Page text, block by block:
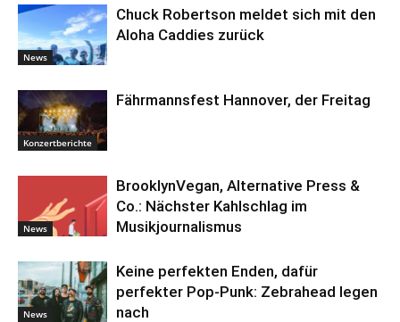
News
Chuck Robertson meldet sich mit den
Aloha Caddies zurück
Konzertberichte
Fährmannsfest Hannover, der Freitag
News
BrooklynVegan, Alternative Press &
Co.: Nächster Kahlschlag im
Musikjournalismus
News
Keine perfekten Enden, dafür
perfekter Pop-Punk: Zebrahead legen
nach